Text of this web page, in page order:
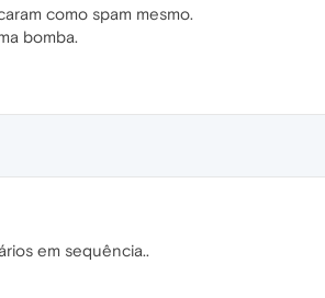
como spam mesmo.
bomba.
em sequência..